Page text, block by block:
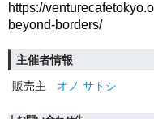
https://
beyond-borders/
主催者情報
販売主
オノ サトシ